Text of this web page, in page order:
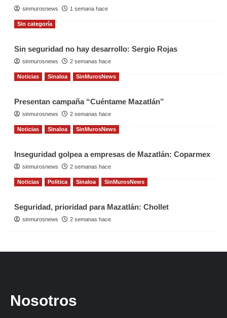
sinmurosnews 1 semana hace
Sin categoría
Sin seguridad no hay desarrollo: Sergio Rojas
sinmurosnews 2 semanas hace
Noticias Sinaloa SinMurosNews
Presentan campaña “Cuéntame Mazatlán”
sinmurosnews 2 semanas hace
Noticias Sinaloa SinMurosNews
Inseguridad golpea a empresas de Mazatlán: Coparmex
sinmurosnews 2 semanas hace
Noticias Politica Sinaloa SinMurosNews
Seguridad, prioridad para Mazatlán: Chollet
sinmurosnews 2 semanas hace
Nosotros